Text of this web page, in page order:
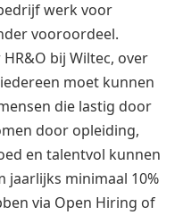
werk voor
vooroordeel.
bij Wiltec, over
moet kunnen
die lastig door
door opleiding,
en talentvol kunnen
jaarlijks minimaal 10%
via Open Hiring of